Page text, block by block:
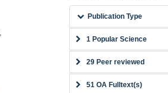
Publication Type
1 Popular Science
29 Peer reviewed
51 OA Fulltext(s)